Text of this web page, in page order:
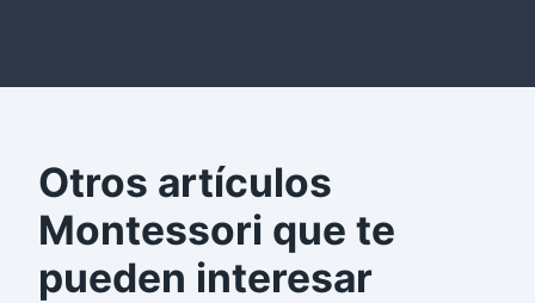
Otros artículos
Montessori que te
pueden interesar